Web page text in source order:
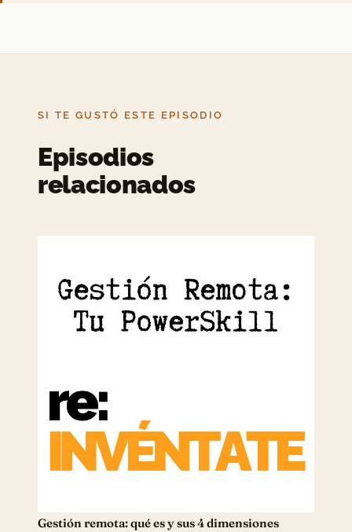
SI TE GUSTÓ ESTE EPISODIO
Episodios
relacionados
Gestión remota: qué es y sus 4 dimensiones